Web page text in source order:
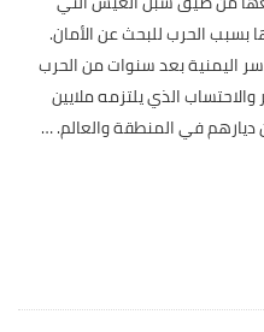
بسبب الحرب للبحث عن الأمان.
اليمنية بعد سنوات من الحرب
الذي يلتزمه ملايين
ديارهم في المنطقة والعالم.…